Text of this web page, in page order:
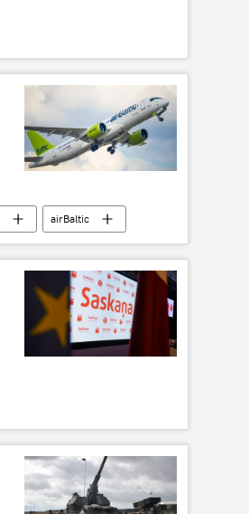
airBaltic